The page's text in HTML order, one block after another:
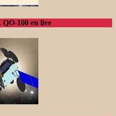
100 en live